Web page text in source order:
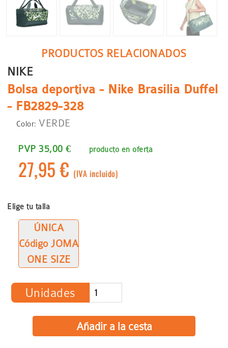
PRODUCTOS RELACIONADOS
NIKE
Bolsa deportiva - Nike Brasilia Duffel
- FB2829-328
Color: VERDE
PVP 35,00 € producto en oferta
27,95 € (IVA incluido)
Elige tu talla
ÚNICA
Código JOMA
ONE SIZE
Unidades